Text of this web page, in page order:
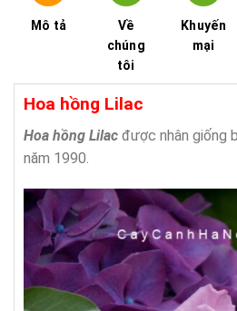
Mô tả
Về
chúng
tôi
Khuyến
mại
Hoa hồng Lilac
Hoa hồng Lilac được nhân giống
năm 1990.